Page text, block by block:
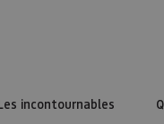
incontournables